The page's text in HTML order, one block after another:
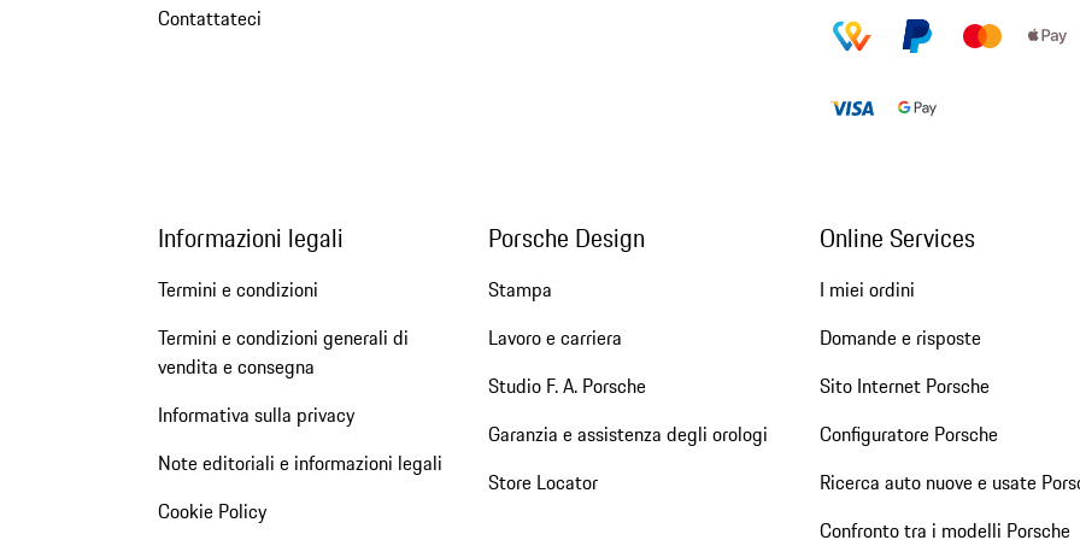
Contattateci
Informazioni legali
Termini e condizioni
Termini e condizioni generali di
vendita e consegna
Informativa sulla privacy
Note editoriali e informazioni legali
Cookie Policy
Porsche Design
Stampa
Lavoro e carriera
Studio F. A. Porsche
Garanzia e assistenza degli orologi
Store Locator
Online Services
I miei ordini
Domande e risposte
Sito Internet Porsche
Configuratore Porsche
Ricerca auto nuove e usate
Confronto tra i modelli Porsche